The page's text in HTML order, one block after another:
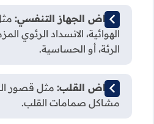
أمراض الجهاز التنفسي:
الهوائية، الانسداد الرئوي
الرئة، أو الحساسية.
أمراض القلب: مثل قصور
مشاكل صمامات القلب.